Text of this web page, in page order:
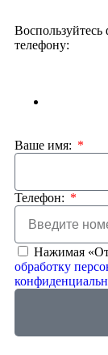
телефону:
Ваше имя:
Телефон:
Нажимая
обработку